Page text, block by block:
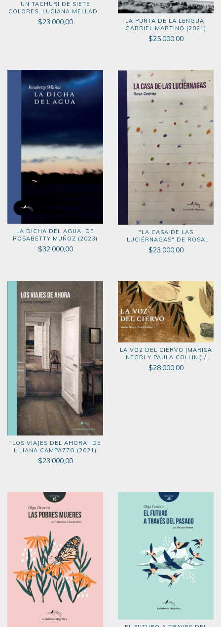
UN TACHURÍ DE SIETE
COLORES, LUCIANA MELLADO
(2025)
$23.000,00
LA PUNTA DE LA LENGUA,
GABRIEL MARTINO (2021)
$25.000,00
LA DICHA DEL AGUA, DE
ROSABETTY MUÑOZ (2023)
$32.000,00
"LA CASA DE LAS
LUCIÉRNAGAS" DE ROSA
CEDRÓN" (2021)
$23.000,00
"LOS VIAJES DEL AHORA" DE
LILIANA CAMPAZZO (2021)
$23.000,00
LA VOZ DEL CIERVO (MARISA
NEGRI Y PAULA COLLINI) /
PREMIO POESÍA DESTACADOS
DE ALIJA 2022
$28.000,00